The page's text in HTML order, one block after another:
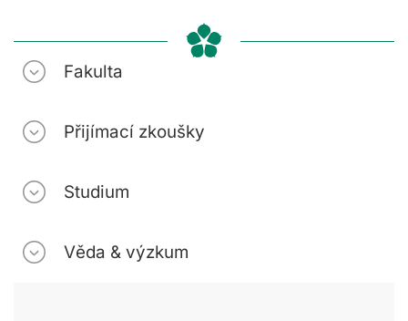
Fakulta
Přijímací zkoušky
Studium
Věda & výzkum